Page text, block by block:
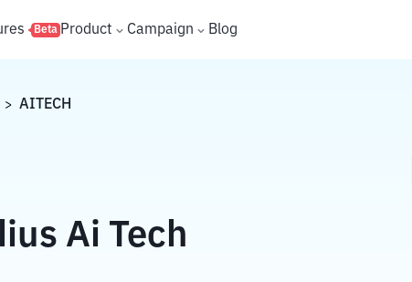
Beta Product Campaign Blog
> AITECH
Ai Tech